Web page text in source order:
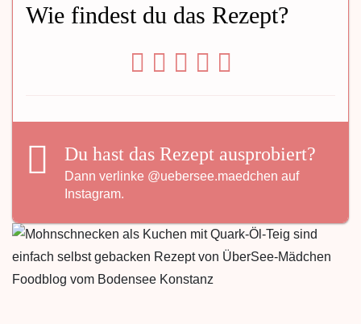
Wie findest du das Rezept?
Du hast das Rezept ausprobiert?
Dann verlinke @uebersee.maedchen auf
Instagram.